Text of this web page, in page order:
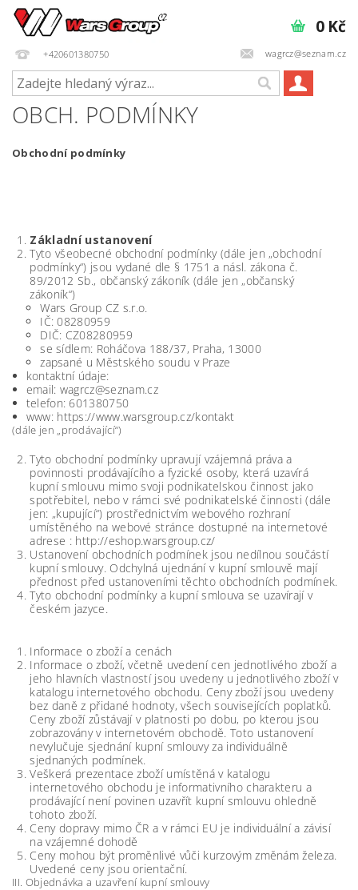
+420601380750 wagrcz@seznam.cz
0 Kč
OBCH. PODMÍNKY
Obchodní podmínky
Základní ustanovení
Tyto všeobecné obchodní podmínky (dále jen „obchodní
podmínky“) jsou vydané dle § 1751 a násl. zákona č.
89/2012 Sb., občanský zákoník (dále jen „občanský
zákoník“)
Wars Group CZ s.r.o.
IČ: 08280959
DIČ: CZ08280959
se sídlem: Roháčova 188/37, Praha, 13000
zapsané u Městského soudu v Praze
kontaktní údaje:
email: wagrcz@seznam.cz
telefon: 601380750
www: https://www.warsgroup.cz/kontakt
(dále jen „prodávající“)
Tyto obchodní podmínky upravují vzájemná práva a
povinnosti prodávajícího a fyzické osoby, která uzavírá
kupní smlouvu mimo svoji podnikatelskou činnost jako
spotřebitel, nebo v rámci své podnikatelské činnosti (dále
jen: „kupující“) prostřednictvím webového rozhraní
umístěného na webové stránce dostupné na internetové
adrese : http://eshop.warsgroup.cz/
Ustanovení obchodních podmínek jsou nedílnou součástí
kupní smlouvy. Odchylná ujednání v kupní smlouvě mají
přednost před ustanoveními těchto obchodních podmínek.
Tyto obchodní podmínky a kupní smlouva se uzavírají v
českém jazyce.
Informace o zboží a cenách
Informace o zboží, včetně uvedení cen jednotlivého zboží a
jeho hlavních vlastností jsou uvedeny u jednotlivého zboží v
katalogu internetového obchodu. Ceny zboží jsou uvedeny
bez daně z přidané hodnoty, všech souvisejících poplatků.
Ceny zboží zůstávají v platnosti po dobu, po kterou jsou
zobrazovány v internetovém obchodě. Toto ustanovení
nevylučuje sjednání kupní smlouvy za individuálně
sjednaných podmínek.
Veškerá prezentace zboží umístěná v katalogu
internetového obchodu je informativního charakteru a
prodávající není povinen uzavřít kupní smlouvu ohledně
tohoto zboží.
Ceny dopravy mimo ČR a v rámci EU je individuální a závisí
na vzájemné dohodě
Ceny mohou být proměnlivé vůči kurzovým změnám železa.
Uvedené ceny jsou orientační.
III. Objednávka a uzavření kupní smlouvy